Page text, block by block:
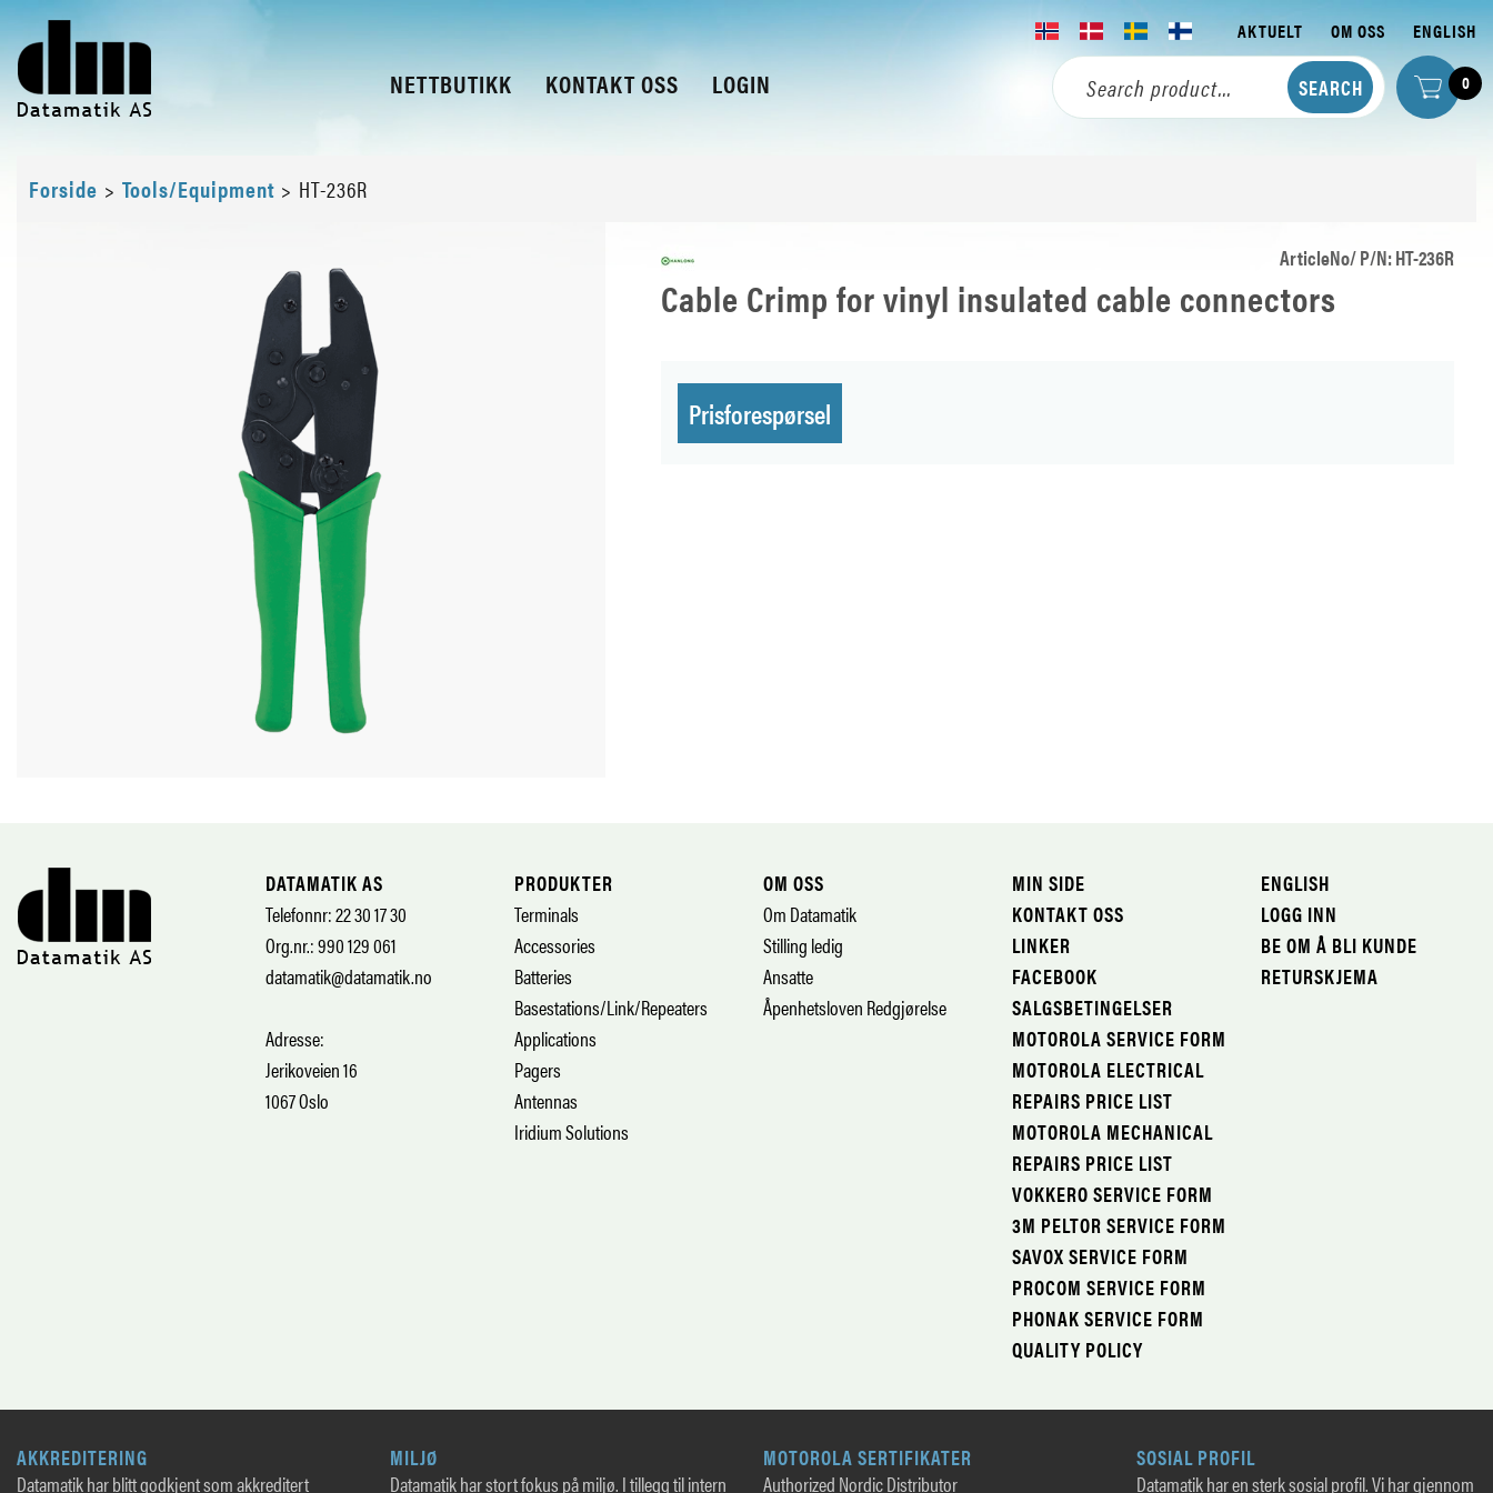
NETTBUTIKK KONTAKT OSS LOGIN
AKTUELT OM OSS ENGLISH
0
Forside > Tools/Equipment > HT-236R
ArticleNo/ P/N: HT-236R
Cable Crimp for vinyl insulated cable connectors
Prisforespørsel
DATAMATIK AS
Telefonnr: 22 30 17 30
Org.nr.: 990 129 061
datamatik@datamatik.no
Adresse:
Jerikoveien 16
1067 Oslo
PRODUKTER
Terminals
Accessories
Batteries
Basestations/Link/Repeaters
Applications
Pagers
Antennas
Iridium Solutions
OM OSS
Om Datamatik
Stilling ledig
Ansatte
Åpenhetsloven Redgjørelse
MIN SIDE
KONTAKT OSS
LINKER
FACEBOOK
SALGSBETINGELSER
MOTOROLA SERVICE FORM
MOTOROLA ELECTRICAL
REPAIRS PRICE LIST
MOTOROLA MECHANICAL
REPAIRS PRICE LIST
VOKKERO SERVICE FORM
3M PELTOR SERVICE FORM
SAVOX SERVICE FORM
PROCOM SERVICE FORM
PHONAK SERVICE FORM
QUALITY POLICY
ENGLISH
LOGG INN
BE OM Å BLI KUNDE
RETURSKJEMA
AKKREDITERING
Datamatik har blitt godkjent som akkreditert
MILJØ
Datamatik har stort fokus på miljø. I tillegg til intern
MOTOROLA SERTIFIKATER
Authorized Nordic Distributor
SOSIAL PROFIL
Datamatik har en sterk sosial profil. Vi har gjennom